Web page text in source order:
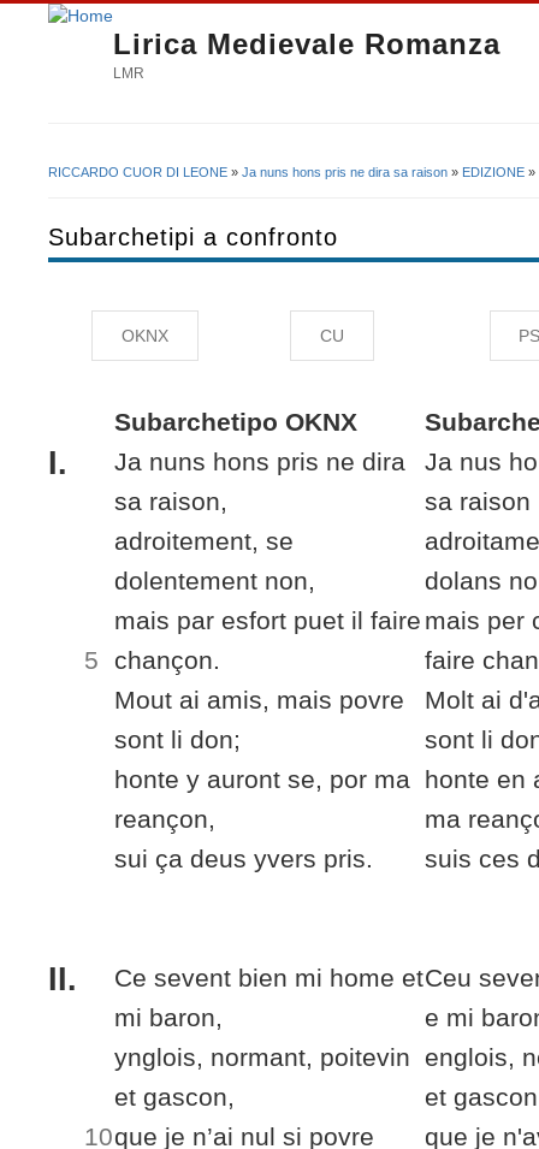
Lirica Medievale Romanza
LMR
RICCARDO CUOR DI LEONE » Ja nuns hons pris ne dira sa raison » EDIZIONE »
Subarchetipi a confronto
OKNX CU
I.
5
Subarchetipo OKNX
Ja nuns hons pris ne dira
sa raison,
adroitement, se
dolentement non,
mais par esfort puet il faire
chançon.
Mout ai amis, mais povre
sont li don;
honte y auront se, por ma
reançon,
sui ça deus yvers pris.
Ja nus
sa raison
dolans
mais per
faire
Moltai
sont li
honte en
ma
suis ces
II.
10
Ce sevent bien mi home et
mi baron,
ynglois, normant, poitevin
et gascon,
que je n’ai nul si povre
Ceu
e mi
englois,
et
que je